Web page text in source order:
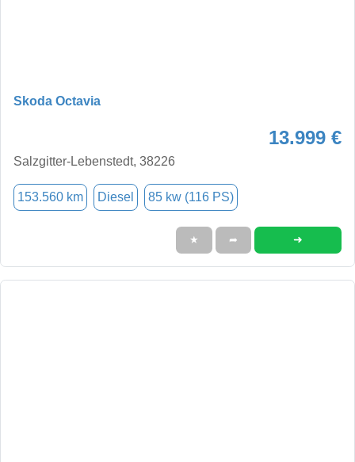
Skoda Octavia
13.999 €
Salzgitter-Lebenstedt, 38226
153.560 km Diesel 85 kw (116 PS)
★ ➦ ➜